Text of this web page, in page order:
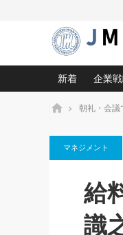
新着
2026.08.7
相談15：銀行が
利を勧めてきま
がよいのでしょ
企業
中小
利益
強い
日本
(3)
ホーム 朝礼・会議
マネジメント
給
識